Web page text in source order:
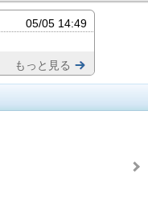
05/05 14:49
もっと見る